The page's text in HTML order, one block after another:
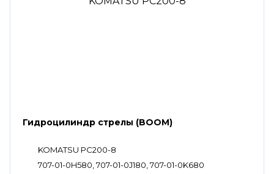
Гидроцилиндр стрелы (BOOM)
KOMATSU PC200-8
707-01-0H580, 707-01-0J180, 707-01-0K680